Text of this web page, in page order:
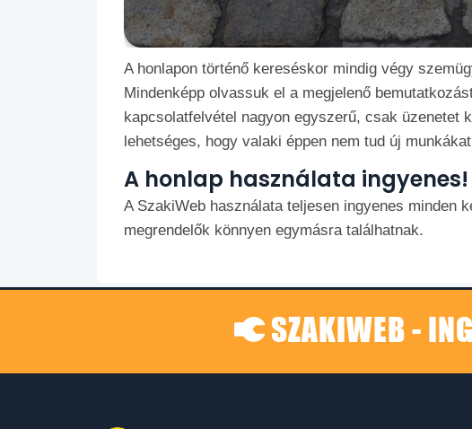
A honlapon történő kereséskor mindig végy
Mindenképp olvassuk el a megjelenő
kapcsolatfelvétel nagyon egyszerű, csak üzenetet
lehetséges, hogy valaki éppen nem tud új
A honlap használata ingyenes!
A SzakiWeb használata teljesen ingyenes minden
megrendelők könnyen egymásra találhatnak.
SZAKIWEB -